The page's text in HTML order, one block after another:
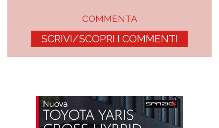
COMMENTA
SCRIVI/SCOPRI I COMMENTI